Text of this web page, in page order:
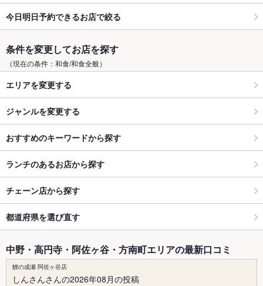
今日明日予約できるお店で絞る
条件を変更してお店を探す
（現在の条件：和食/和食全般）
エリアを変更する
ジャンルを変更する
おすすめのキーワードから探す
ランチのあるお店から探す
チェーン店から探す
都道府県を選び直す
中野・高円寺・阿佐ヶ谷・方南町エリアの最新口コミ
鰻の成瀬 阿佐ヶ谷店
しんさんさんの2026年08月の投稿